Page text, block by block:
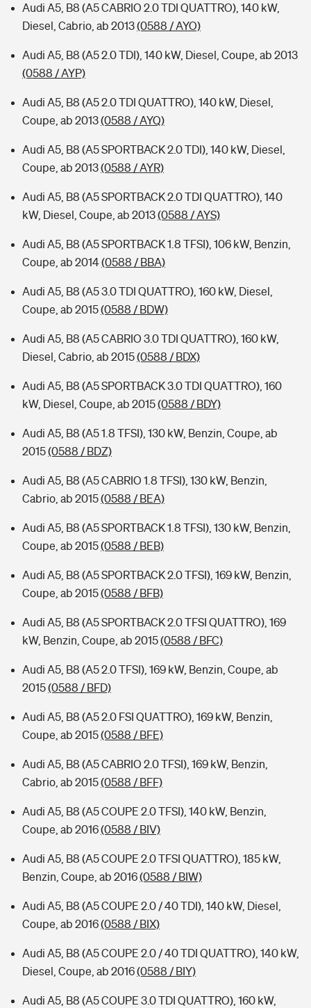
Audi A5, B8 (A5 CABRIO 2.0 TDI QUATTRO), 140 kW,
Diesel, Cabrio, ab 2013(0588 / AYO)
Audi A5, B8 (A5 2.0 TDI), 140 kW, Diesel, Coupe, ab 2013
(0588 / AYP)
Audi A5, B8 (A5 2.0 TDI QUATTRO), 140 kW, Diesel,
Coupe, ab 2013(0588 / AYQ)
Audi A5, B8 (A5 SPORTBACK 2.0 TDI), 140 kW, Diesel,
Coupe, ab 2013(0588 / AYR)
Audi A5, B8 (A5 SPORTBACK 2.0 TDI QUATTRO), 140
kW, Diesel, Coupe, ab 2013(0588 / AYS)
Audi A5, B8 (A5 SPORTBACK 1.8 TFSI), 106 kW, Benzin,
Coupe, ab 2014(0588 / BBA)
Audi A5, B8 (A5 3.0 TDI QUATTRO), 160 kW, Diesel,
Coupe, ab 2015(0588 / BDW)
Audi A5, B8 (A5 CABRIO 3.0 TDI QUATTRO), 160 kW,
Diesel, Cabrio, ab 2015(0588 / BDX)
Audi A5, B8 (A5 SPORTBACK 3.0 TDI QUATTRO), 160
kW, Diesel, Coupe, ab 2015(0588 / BDY)
Audi A5, B8 (A5 1.8 TFSI), 130 kW, Benzin, Coupe, ab
2015(0588 / BDZ)
Audi A5, B8 (A5 CABRIO 1.8 TFSI), 130 kW, Benzin,
Cabrio, ab 2015(0588 / BEA)
Audi A5, B8 (A5 SPORTBACK 1.8 TFSI), 130 kW, Benzin,
Coupe, ab 2015(0588 / BEB)
Audi A5, B8 (A5 SPORTBACK 2.0 TFSI), 169 kW, Benzin,
Coupe, ab 2015(0588 / BFB)
Audi A5, B8 (A5 SPORTBACK 2.0 TFSI QUATTRO), 169
kW, Benzin, Coupe, ab 2015(0588 / BFC)
Audi A5, B8 (A5 2.0 TFSI), 169 kW, Benzin, Coupe, ab
2015(0588 / BFD)
Audi A5, B8 (A5 2.0 FSI QUATTRO), 169 kW, Benzin,
Coupe, ab 2015(0588 / BFE)
Audi A5, B8 (A5 CABRIO 2.0 TFSI), 169 kW, Benzin,
Cabrio, ab 2015(0588 / BFF)
Audi A5, B8 (A5 COUPE 2.0 TFSI), 140 kW, Benzin,
Coupe, ab 2016(0588 / BIV)
Audi A5, B8 (A5 COUPE 2.0 TFSI QUATTRO), 185 kW,
Benzin, Coupe, ab 2016(0588 / BIW)
Audi A5, B8 (A5 COUPE 2.0 / 40 TDI), 140 kW, Diesel,
Coupe, ab 2016(0588 / BIX)
Audi A5, B8 (A5 COUPE 2.0 / 40 TDI QUATTRO), 140 kW,
Diesel, Coupe, ab 2016(0588 / BIY)
Audi A5, B8 (A5 COUPE 3.0 TDI QUATTRO), 160 kW,